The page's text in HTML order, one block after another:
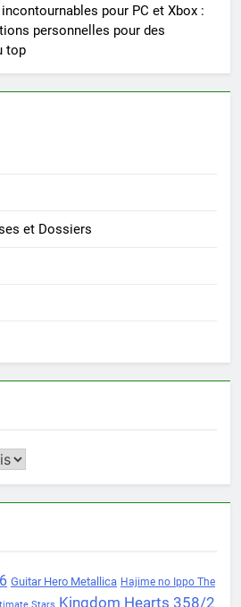
pour PC et Xbox :
personnelles pour des
top
et Dossiers
Guitar Hero Metallica Hajime no Ippo The
Kingdom Hearts 358/2